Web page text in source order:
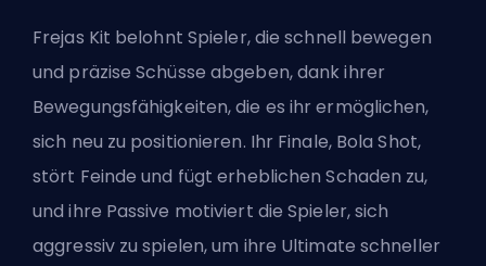
Frejas Kit belohnt Spieler, die schnell bewegen
und präzise Schüsse abgeben, dank ihrer
Bewegungsfähigkeiten, die es ihr ermöglichen,
sich neu zu positionieren. Ihr Finale, Bola Shot,
stört Feinde und fügt erheblichen Schaden zu,
und ihre Passive motiviert die Spieler, sich
aggressiv zu spielen, um ihre Ultimate schneller